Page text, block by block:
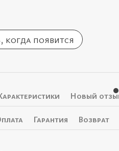
появится
Новый
Гарантия Возврат